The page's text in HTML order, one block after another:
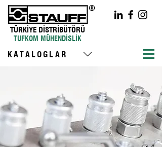
TÜRKİYE DİSTRİBÜTÖRÜ
TUFKOM MÜHENDİSLİK
KATALOGLAR